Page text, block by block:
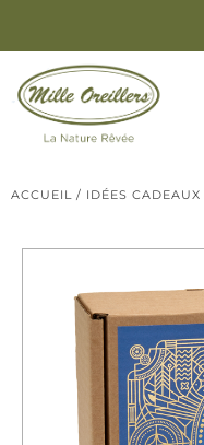
ACCUEIL / IDÉES CADEAUX